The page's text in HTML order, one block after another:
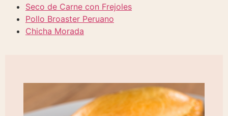
Seco de Carne con Frejoles
Pollo Broaster Peruano
Chicha Morada